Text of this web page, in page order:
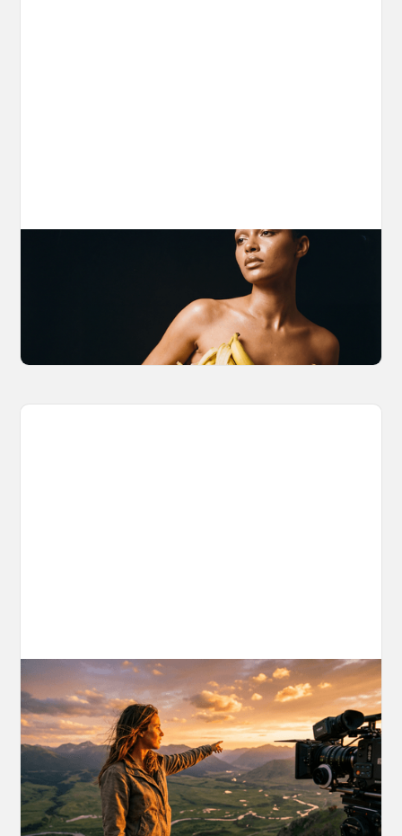
The Nano Banana 2 Handbook
Brian from Litany of Ignition gives a hands-on
breakdown of what Gemini 2.0 Flash Image
can actually do, with the prompts to prove it.
AI World Building for Content Creators:
A More Consistent Approach to AI
Content
Learn why building persistent AI worlds beats
one-off video generation for content creators,
and how to create such 3D environments with
OpenArt Worlds.
March 26, 2026